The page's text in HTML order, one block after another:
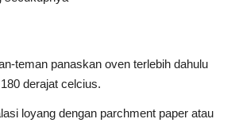
teman panaskan oven terlebih dahulu
derajat celcius.
loyang dengan parchment paper atau